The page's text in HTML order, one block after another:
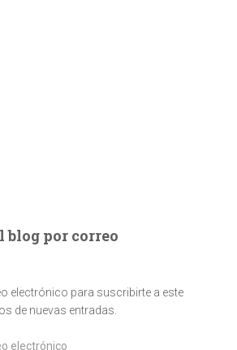
blog por correo
electrónico para suscribirte a este
de nuevas entradas.